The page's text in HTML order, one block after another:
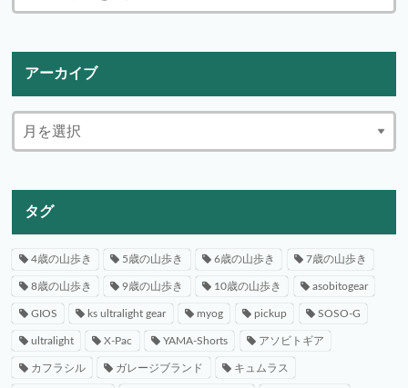
アーカイブ
タグ
4歳の山歩き 5歳の山歩き 6歳の山歩き 7歳の山歩き
8歳の山歩き 9歳の山歩き 10歳の山歩き asobitogear
GIOS ks ultralight gear myog pickup SOSO-G
ultralight X-Pac YAMA-Shorts アソビトギア
カフラシル ガレージブランド キュムラス